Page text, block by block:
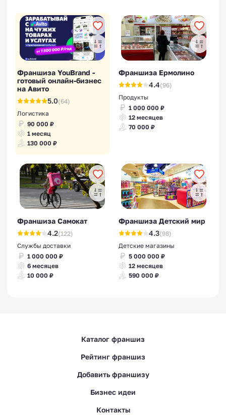
Франшиза YouBrand -
готовый онлайн-бизнес
на Авито
5.0(64)
Логистика
90 000 ₽
1 месяц
130 000 ₽
Франшиза Ермолино
4.4(96)
Продукты
1 000 000 ₽
12 месяцев
70 000 ₽
Франшиза Самокат
4.2(122)
Службы доставки
1 000 000 ₽
6 месяцев
10 000 ₽
Франшиза Детский мир
4.3(98)
Детские магазины
5 000 000 ₽
12 месяцев
590 000 ₽
Каталог франшиз
Рейтинг франшиз
Добавить франшизу
Бизнес идеи
Контакты